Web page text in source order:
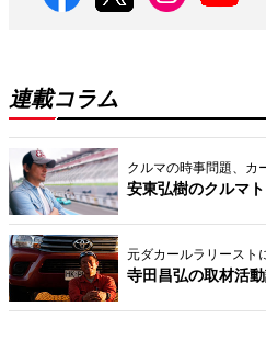
連載コラム
クルマの時事問題、カ
安東弘樹のクルマ
元ダカールラリースト
寺田昌弘の取材活